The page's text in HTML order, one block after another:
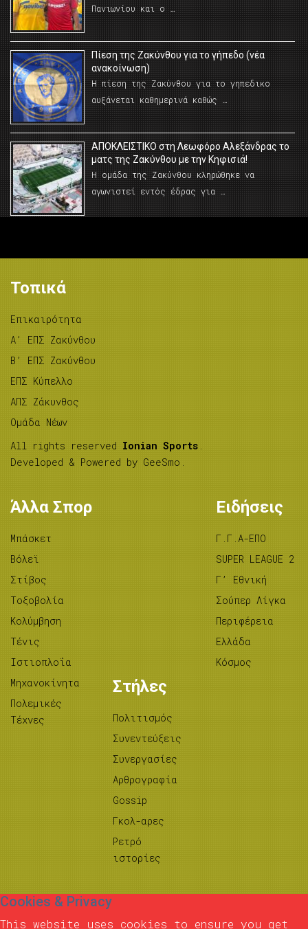
Πανιωνίου και ο …
Πίεση της Ζακύνθου για το γήπεδο (νέα
ανακοίνωση)
Η πίεση της Ζακύνθου για το γηπεδικο
αυξάνεται καθημερινά καθώς …
AΠΟΚΛΕΙΣΤΙΚΟ στη Λεωφόρο Αλεξάνδρας το
ματς της Ζακύνθου με την Κηφισιά!
Η ομάδα της Ζακύνθου κληρώθηκε να
αγωνιστεί εντός έδρας για …
Τοπικά
Επικαιρότητα
A’ ΕΠΣ Ζακύνθου
B’ ΕΠΣ Ζακύνθου
ΕΠΣ Κύπελλο
ΑΠΣ Ζάκυνθος
Ομάδα Νέων
All rights reserved Ionian Sports .
Developed & Powered by GeeSmo .
Άλλα Σπορ
Μπάσκετ
Βόλεϊ
Στίβος
Tοξοβολία
Κολύμβηση
Τένις
Ιστιοπλοΐα
Μηχανοκίνητα
Πολεμικές
Τέχνες
Ειδήσεις
Γ.Γ.Α-ΕΠΟ
SUPER LEAGUE 2
Γ’ Εθνική
Σούπερ Λίγκα
Περιφέρεια
Ελλάδα
Κόσμος
Στήλες
Πολιτισμός
Συνεντεύξεις
Συνεργασίες
Αρθρογραφία
Gossip
Γκολ-αρες
Ρετρό
ιστορίες
Cookies & Privacy
This website uses cookies to ensure you get